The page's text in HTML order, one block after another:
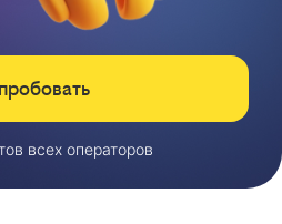
всех операторов